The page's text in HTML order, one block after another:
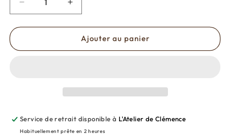
Réduire
la
quantité
Robe
Augmenter
la
quantité
Robe
Ajouter au panier
Service de retrait disponible à L'Atelier de Clémence
Habituellement prête en 2 heures